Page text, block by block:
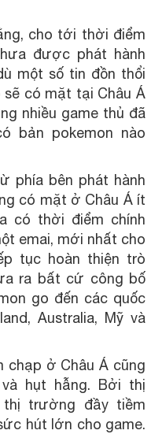
cho tới thời điểm
được phát hành
một số tin đồn thổi
có mặt tại Châu Á
nhiều game thủ đã
bản pokemon nào
phía bên phát hành
có mặt ở Châu Á ít
có thời điểm chính
emai, mới nhất cho
tục hoàn thiện trò
ra bất cứ công bố
go đến các quốc
Australia, Mỹ và
chạp ở Châu Á cũng
hụt hẫng. Bởi thị
trường đầy tiềm
hút lớn cho game.